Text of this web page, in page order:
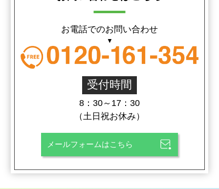
お電話でのお問い合わせ
受付時間
8：30～17：30
（土日祝お休み）
メールフォームはこちら